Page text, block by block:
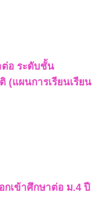
ต่อ ระดับชั้น
(แผนการเรียนเรียน
กเข้าศึกษาต่อ ม.4 ปี